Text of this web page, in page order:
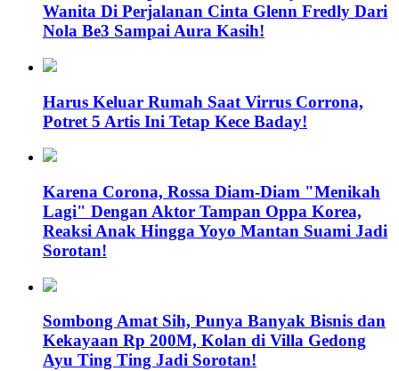
Wanita Di Perjalanan Cinta Glenn Fredly Dari
Nola Be3 Sampai Aura Kasih!
Harus Keluar Rumah Saat Virrus Corrona,
Potret 5 Artis Ini Tetap Kece Baday!
Karena Corona, Rossa Diam-Diam "Menikah
Lagi" Dengan Aktor Tampan Oppa Korea,
Reaksi Anak Hingga Yoyo Mantan Suami Jadi
Sorotan!
Sombong Amat Sih, Punya Banyak Bisnis dan
Kekayaan Rp 200M, Kolan di Villa Gedong
Ayu Ting Ting Jadi Sorotan!